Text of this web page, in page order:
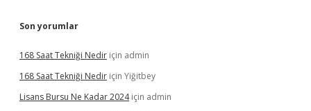
Son yorumlar
168 Saat Tekniği Nedir için admin
168 Saat Tekniği Nedir için Yiğitbey
Lisans Bursu Ne Kadar 2024için admin